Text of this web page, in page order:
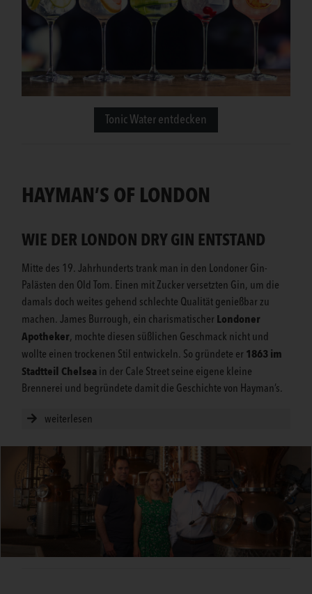
Tonic Water entdecken
HAYMAN’S OF LONDON
WIE DER LONDON DRY GIN ENTSTAND
Mitte des 19. Jahrhunderts trank man in den Londoner Gin-
Palästen den Old Tom. Einen mit Zucker versetzten Gin, um die
damals doch weites gehend schlechte Qualität genießbar zu
machen. James Burrough, ein charismatischer Londoner
Apotheker, mochte diesen süßlichen Geschmack nicht und
wollte einen trockenen Stil entwickeln. So gründete er 1863 im
Stadtteil Chelsea in der Cale Street seine eigene kleine
Brennerei und begründete damit die Geschichte von Hayman’s.
weiterlesen